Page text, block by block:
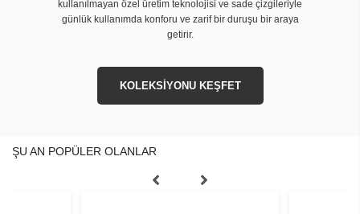
kullanılmayan özel üretim teknolojisi ve sade çizgileriyle
günlük kullanımda konforu ve zarif bir duruşu bir araya
getirir.
KOLEKSİYONU KEŞFET
ŞU AN POPÜLER OLANLAR